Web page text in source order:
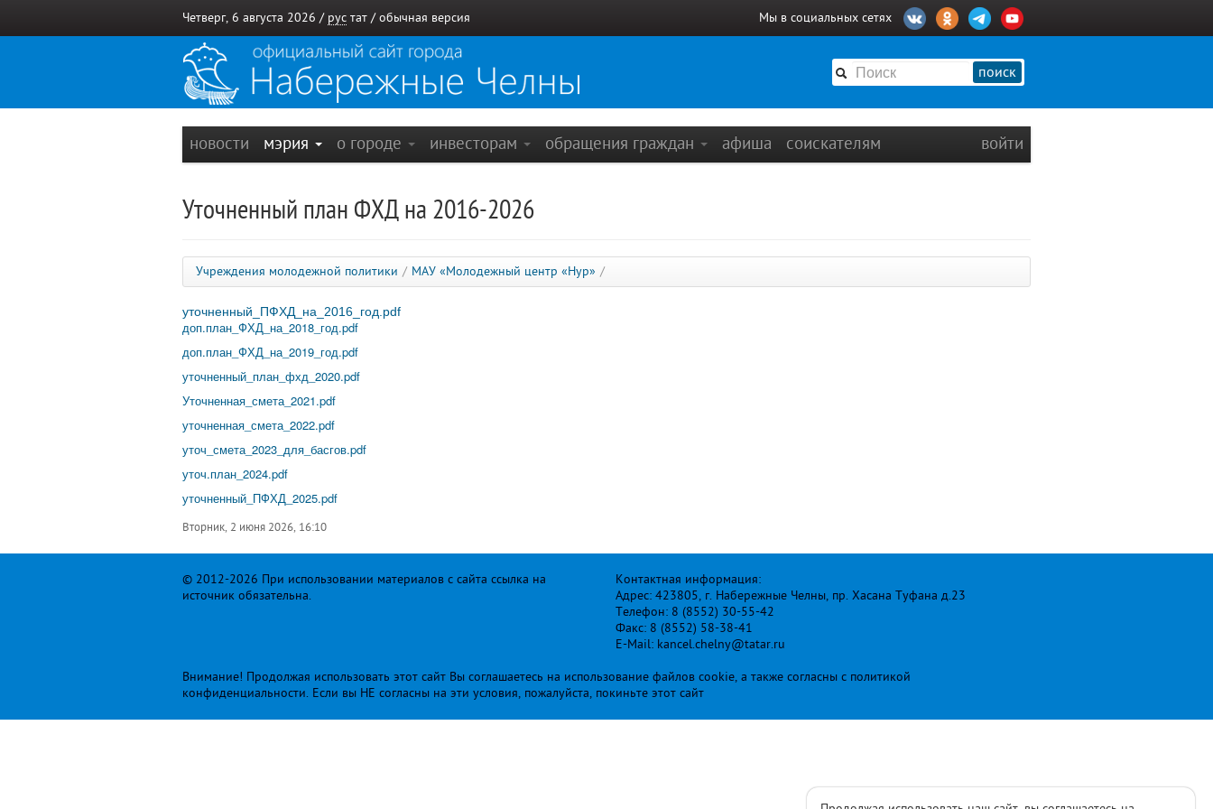
Четверг, 6 августа 2026 / рус тат / обычная версия Мы в социальных сетях
поиск
новости мэрия о городе инвесторам обращения граждан афиша соискателям войти
Уточненный план ФХД на 2016-2026
Учреждения молодежной политики / МАУ «Молодежный центр «Нур» /
уточненный_ПФХД_на_2016_год.pdf
доп.план_ФХД_на_2018_год.pdf
доп.план_ФХД_на_2019_год.pdf
уточненный_план_фхд_2020.pdf
Уточненная_смета_2021.pdf
уточненная_смета_2022.pdf
уточ_смета_2023_для_басгов.pdf
уточ.план_2024.pdf
уточненный_ПФХД_2025.pdf
Вторник, 2 июня 2026, 16:10
© 2012-2026 При использовании материалов с сайта ссылка на
источник обязательна.
Контактная информация:
Адрес: 423805, г. Набережные Челны, пр. Хасана Туфана д.23
Телефон: 8 (8552) 30-55-42
Факс: 8 (8552) 58-38-41
E-Mail: kancel.chelny@tatar.ru
Внимание! Продолжая использовать этот сайт Вы соглашаетесь на использование файлов cookie, а также согласны с политикой
конфиденциальности. Если вы НЕ согласны на эти условия, пожалуйста, покиньте этот сайт